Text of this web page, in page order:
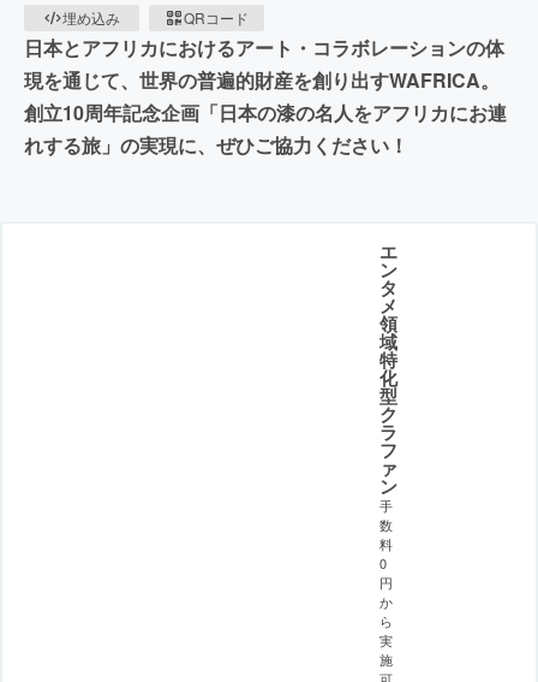
埋め込み
QRコード
日本とアフリカにおけるアート・コラボレーションの体
現を通じて、世界の普遍的財産を創り出すWAFRICA。
創立10周年記念企画「日本の漆の名人をアフリカにお連
れする旅」の実現に、ぜひご協力ください！
エ
ン
タ
メ
領
域
特
化
型
ク
ラ
フ
ァ
ン
手
数
料
0
円
か
ら
実
施
可